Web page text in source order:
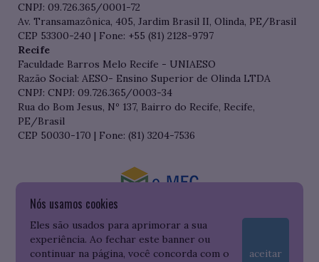
Nós usamos cookies
Eles são usados para aprimorar a sua
experiência. Ao fechar este banner ou
continuar na página, você concorda com o
aceitar
CNPJ: 09.726.365/0001-72
Av. Transamazônica, 405, Jardim Brasil II, Olinda, PE/Brasil
CEP 53300-240 | Fone: +55 (81) 2128-9797
Recife
Faculdade Barros Melo Recife - UNIAESO
Razão Social: AESO- Ensino Superior de Olinda LTDA
CNPJ: CNPJ: 09.726.365/0003-34
Rua do Bom Jesus, Nº 137, Bairro do Recife, Recife,
PE/Brasil
CEP 50030-170 | Fone: (81) 3204-7536
Consulte o cadastro da Instituição no Sistema do e-MEC